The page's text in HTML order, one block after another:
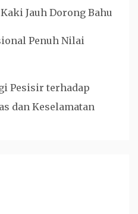
Jauh Dorong Bahu
Penuh Nilai
Pesisir terhadap
dan Keselamatan